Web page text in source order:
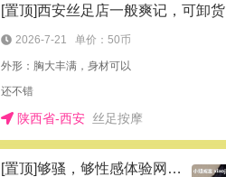
[置顶]西安丝足店一般爽记，可卸货
2026-7-21 单价：50币
外形：胸大丰满，身材可以
还不错
陕西省-西安 丝足按摩
[置顶]够骚，够性感体验网红小燕子